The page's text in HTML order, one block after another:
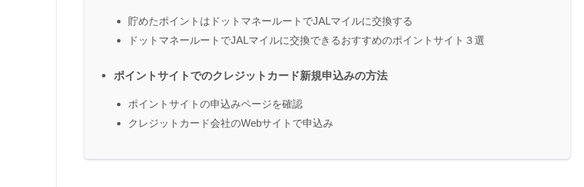
貯めたポイントはドットマネールートでJALマイルに交換する
ドットマネールートでJALマイルに交換できるおすすめのポイントサイト３選
ポイントサイトでのクレジットカード新規申込みの方法
ポイントサイトの申込みページを確認
クレジットカード会社のWebサイトで申込み